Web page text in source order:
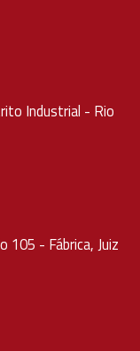
Industrial - Rio
105 - Fábrica, Juiz